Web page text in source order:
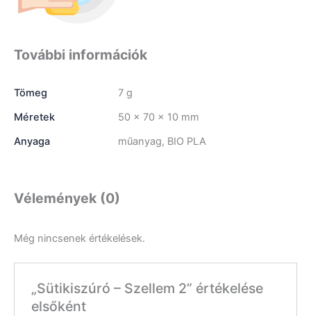
További információk
Tömeg
7 g
Méretek
50 × 70 × 10 mm
Anyaga
műanyag, BIO PLA
Vélemények (0)
Még nincsenek értékelések.
„Sütikiszúró – Szellem 2” értékelése
elsőként